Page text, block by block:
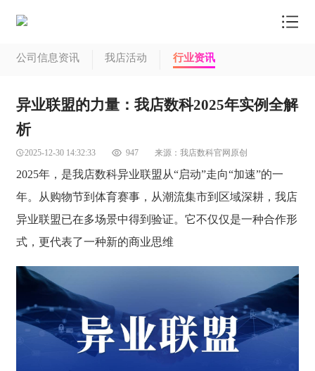
我店首页
商户中心
了解我店
联系我店
商品商城
公司信息资讯 我店活动 行业资讯
异业联盟的力量：我店数科2025年实例全解
析
2025-12-30 14:32:33 947 来源：我店数科官网原创
2025年，是我店数科异业联盟从“启动”走向“加速”的一
年。从购物节到体育赛事，从潮流集市到区域深耕，我店
异业联盟已在多场景中得到验证。它不仅仅是一种合作形
式，更代表了一种新的商业思维